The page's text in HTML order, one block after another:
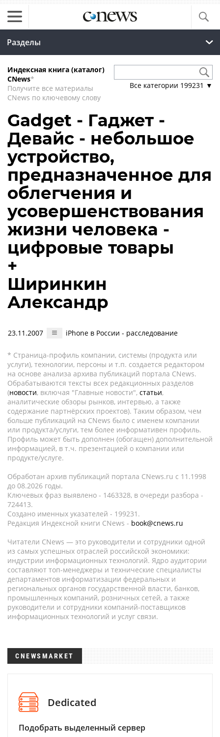
Разделы
Индексная книга (каталог)
CNews*
Получите все материалы
CNews по ключевому слову
Все категории 199231 ▼
Gadget - Гаджет -
Девайс - небольшое
устройство,
предназначенное для
облегчения и
усовершенствования
жизни человека -
цифровые товары
+
Ширинкин
Александр
23.11.2007 iPhone в России - расследование
* Страница-профиль компании, системы (продукта или
услуги), технологии, персоны и т.п. создается редактором
на основе анализа архива публикаций портала CNews.
Обрабатываются тексты всех редакционных разделов
(новости, включая "Главные новости", статьи,
аналитические обзоры рынков, интервью, а также
содержание партнёрских проектов). Таким образом, чем
больше публикаций на CNews было с именем компании
или продукта/услуги, тем более информативен профиль.
Профиль может быть дополнен (обогащен) дополнительной
информацией, в т.ч. презентацией о компании или
продукте/услуге.
Обработан архив публикаций портала CNews.ru c 11.1998
до 08.2026 годы.
Ключевых фраз выявлено - 1463328, в очереди разбора -
724413.
Создано именных указателей - 199231.
Редакция Индексной книги CNews - book@cnews.ru
Читатели CNews — это руководители и сотрудники одной
из самых успешных отраслей российской экономики:
индустрии информационных технологий. Ядро аудитории
составляют топ-менеджеры и технические специалисты
департаментов информатизации федеральных и
региональных органов государственной власти, банков,
промышленных компаний, розничных сетей, а также
руководители и сотрудники компаний-поставщиков
информационных технологий и услуг связи.
CNEWSMARKET
Dedicated
Подобрать выделенный сервер